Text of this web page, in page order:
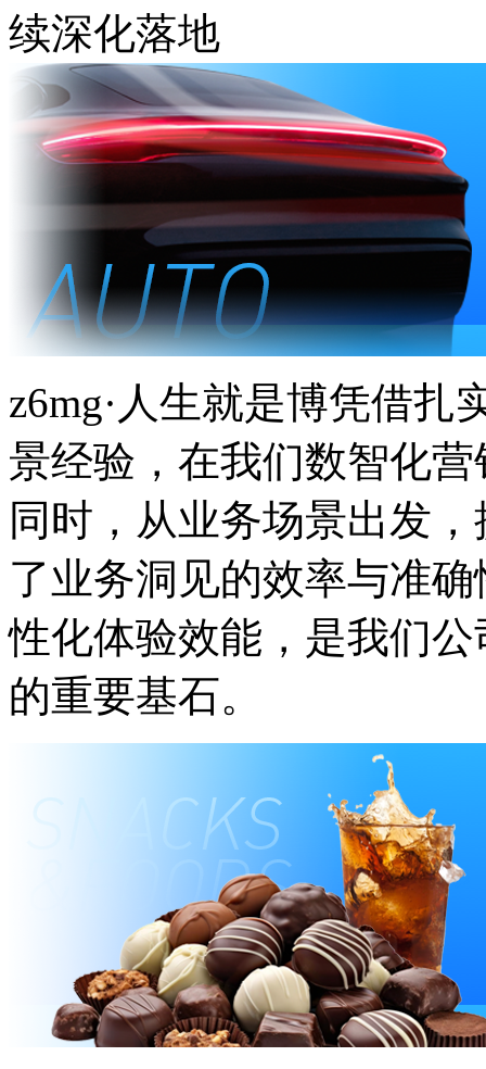
续深化落地
z6mg·人生就是博凭借
景经验，在我们数智化
同时，从业务场景出发
了业务洞见的效率与准确
性化体验效能，是我们
的重要基石。